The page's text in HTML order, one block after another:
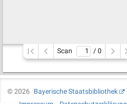
Scan / 0
©2026
Bayerische Staatsbibliothek